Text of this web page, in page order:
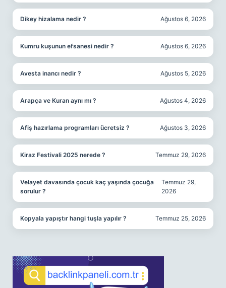
Dikey hizalama nedir ? Ağustos 6, 2026
Kumru kuşunun efsanesi nedir ? Ağustos 6, 2026
Avesta inancı nedir ? Ağustos 5, 2026
Arapça ve Kuran aynı mı ? Ağustos 4, 2026
Afiş hazırlama programları ücretsiz ? Ağustos 3, 2026
Kiraz Festivali 2025 nerede ? Temmuz 29, 2026
Velayet davasında çocuk kaç yaşında çocuğa
sorulur ?
Temmuz 29,
2026
Kopyala yapıştır hangi tuşla yapılır ? Temmuz 25, 2026